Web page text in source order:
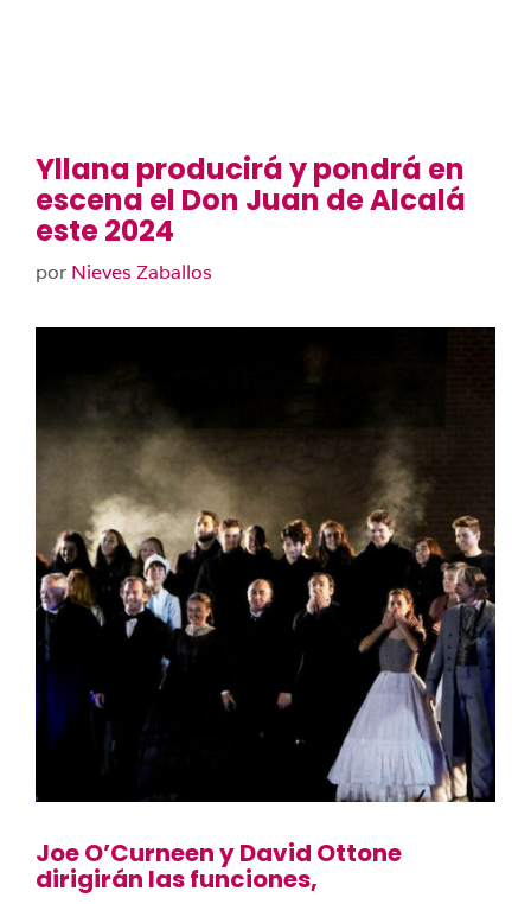
Yllana producirá y pondrá en
escena el Don Juan de Alcalá
este 2024
por Nieves Zaballos
Joe O’Curneen y David Ottone
dirigirán las funciones,